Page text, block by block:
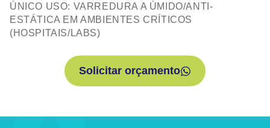
ÚNICO USO: VARREDURA A ÚMIDO/ANTI-
ESTÁTICA EM AMBIENTES CRÍTICOS
(HOSPITAIS/LABS)
Solicitar orçamento